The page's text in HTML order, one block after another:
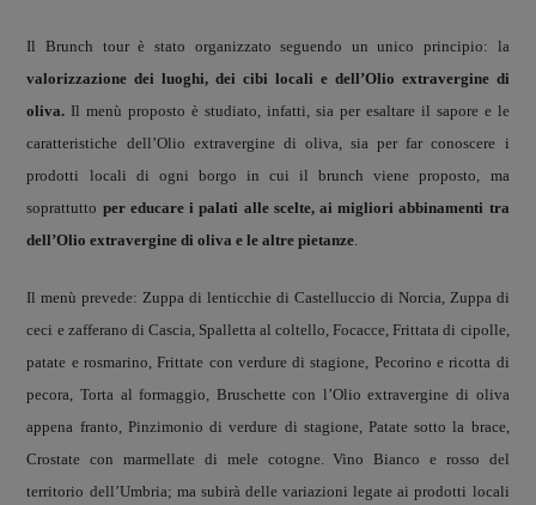
Il Brunch tour è stato organizzato seguendo un unico principio: la
valorizzazione dei luoghi, dei cibi locali e dell’Olio extravergine di
oliva. Il menù proposto è studiato, infatti, sia per esaltare il sapore e le
caratteristiche dell’Olio extravergine di oliva, sia per far conoscere i
prodotti locali di ogni borgo in cui il brunch viene proposto, ma
soprattutto per educare i palati alle scelte, ai migliori abbinamenti tra
dell’Olio extravergine di oliva e le altre pietanze.
Il menù prevede: Zuppa di lenticchie di Castelluccio di Norcia, Zuppa di
ceci e zafferano di Cascia, Spalletta al coltello, Focacce, Frittata di cipolle,
patate e rosmarino, Frittate con verdure di stagione, Pecorino e ricotta di
pecora, Torta al formaggio, Bruschette con l’Olio extravergine di oliva
appena franto, Pinzimonio di verdure di stagione, Patate sotto la brace,
Crostate con marmellate di mele cotogne. Vino Bianco e rosso del
territorio dell’Umbria; ma subirà delle variazioni legate ai prodotti locali